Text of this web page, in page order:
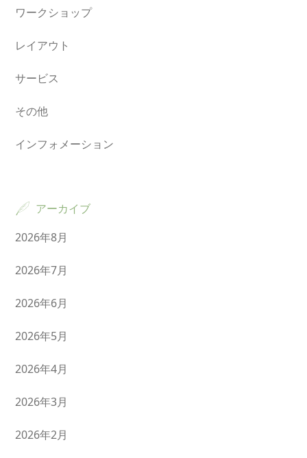
ワークショップ
レイアウト
サービス
その他
インフォメーション
アーカイブ
2026年8月
2026年7月
2026年6月
2026年5月
2026年4月
2026年3月
2026年2月